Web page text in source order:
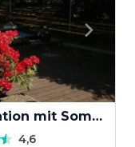
James June - Clubeventlocation mit Sommergarten
4,6